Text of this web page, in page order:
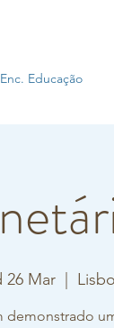
Educação
26 Mar
  |